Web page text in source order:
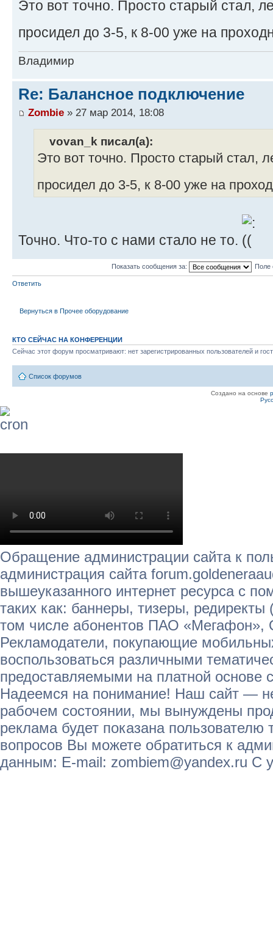
Это вот точно. Просто старый стал,
просидел до 3-5, к 8-00 уже на
Владимир
Re: Балансное подключение
Zombie » 27 мар 2014, 18:08
vovan_k писал(а):
Это вот точно. Просто старый стал,
просидел до 3-5, к 8-00 уже на
Точно. Что-то с нами стало не то.
Показать сообщения за: Поле
Ответить
Вернуться в Прочее оборудование
КТО СЕЙЧАС НА КОНФЕРЕНЦИИ
Сейчас этот форум просматривают: нет зарегистрированных пользователей и
Список форумов
Создано на основе
Обращение администрации сайта к
администрация сайта
вышеуказанного интернет ресурса с
таких как: баннеры, тизеры,
том числе абонентов ПАО
Рекламодатели, покупающие
воспользоваться различными
предоставляемыми на платной основе
Надеемся на понимание! Наш сайт —
рабочем состоянии, мы вынуждены
реклама будет показана пользователю
вопросов Вы можете обратиться к
данным: E-mail: zombiem@yandex.ru С